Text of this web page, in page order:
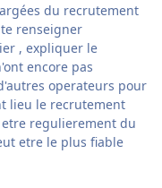
du recrutement
renseigner
, expliquer le
encore pas
operateurs pour
lieu le recrutement
regulierement du
etre le plus fiable